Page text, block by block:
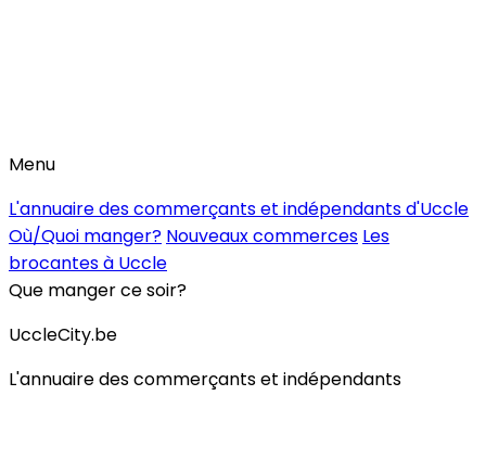
Menu
L'annuaire des commerçants et indépendants d'Uccle
Où/Quoi manger? Nouveaux commerces Les
brocantes à Uccle
Que manger ce soir?
UccleCity.be
L'annuaire des commerçants et indépendants